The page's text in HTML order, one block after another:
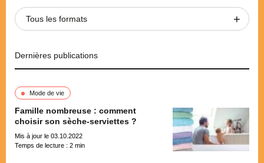
Tous les formats
Dernières publications
Mode de vie
Famille nombreuse : comment
choisir son sèche-serviettes ?
Mis à jour le 03.10.2022
Temps de lecture : 2 min